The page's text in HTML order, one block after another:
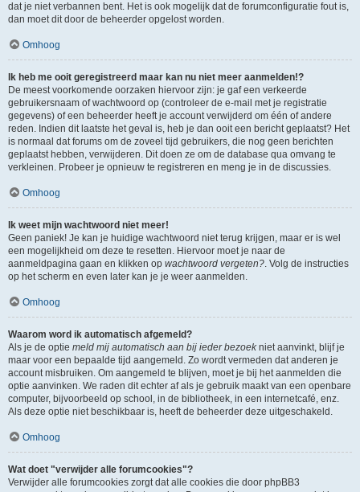
dat je niet verbannen bent. Het is ook mogelijk dat de forumconfiguratie fout is,
dan moet dit door de beheerder opgelost worden.
Omhoog
Ik heb me ooit geregistreerd maar kan nu niet meer aanmelden!?
De meest voorkomende oorzaken hiervoor zijn: je gaf een verkeerde
gebruikersnaam of wachtwoord op (controleer de e-mail met je registratie
gegevens) of een beheerder heeft je account verwijderd om één of andere
reden. Indien dit laatste het geval is, heb je dan ooit een bericht geplaatst? Het
is normaal dat forums om de zoveel tijd gebruikers, die nog geen berichten
geplaatst hebben, verwijderen. Dit doen ze om de database qua omvang te
verkleinen. Probeer je opnieuw te registreren en meng je in de discussies.
Omhoog
Ik weet mijn wachtwoord niet meer!
Geen paniek! Je kan je huidige wachtwoord niet terug krijgen, maar er is wel
een mogelijkheid om deze te resetten. Hiervoor moet je naar de
aanmeldpagina gaan en klikken op wachtwoord vergeten?. Volg de instructies
op het scherm en even later kan je je weer aanmelden.
Omhoog
Waarom word ik automatisch afgemeld?
Als je de optie meld mij automatisch aan bij ieder bezoekniet aanvinkt, blijf je
maar voor een bepaalde tijd aangemeld. Zo wordt vermeden dat anderen je
account misbruiken. Om aangemeld te blijven, moet je bij het aanmelden die
optie aanvinken. We raden dit echter af als je gebruik maakt van een openbare
computer, bijvoorbeeld op school, in de bibliotheek, in een internetcafé, enz.
Als deze optie niet beschikbaar is, heeft de beheerder deze uitgeschakeld.
Omhoog
Wat doet "verwijder alle forumcookies"?
Verwijder alle forumcookies zorgt dat alle cookies die door phpBB3